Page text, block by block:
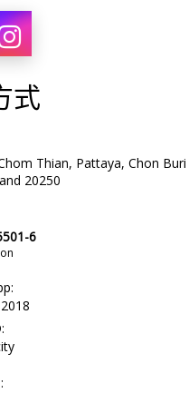
式
Thian, Pattaya, Chon Buri
20250
6